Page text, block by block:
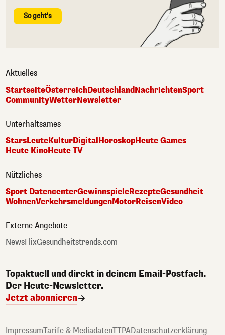
So geht's
Aktuelles
StartseiteÖsterreichDeutschlandNachrichtenSport
CommunityWetterNewsletter
Unterhaltsames
StarsLeuteKulturDigital HoroskopHeute Games
Heute KinoHeute TV
Nützliches
Sport DatencenterGewinnspieleRezepteGesundheit
WohnenVerkehrsmeldungenMotorReisenVideo
Externe Angebote
NewsFlixGesundheitstrends.com
Topaktuell und direkt in deinem Email-Postfach.
Der Heute-Newsletter.
Jetzt abonnieren
ImpressumTarife & MediadatenTTPADatenschutzerklärung